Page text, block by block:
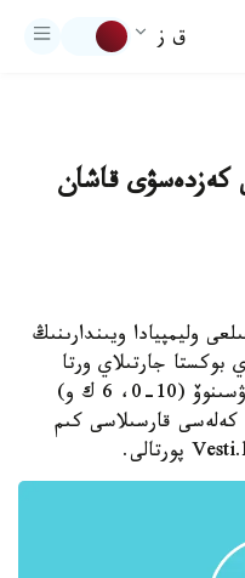
ق ز
كەزدەسۋى قاشان
قازاقپارات - 2016-جىلعى وليمپيادا ويىندارىنىڭ
بوكستا جارتىلاي ورتا
سالماقتا ونەر كورسەتەتىن دانيار ەلەۋسىنوۆ (10-0، 6 ك و)
كەلەسى قارسىلاسى كىم